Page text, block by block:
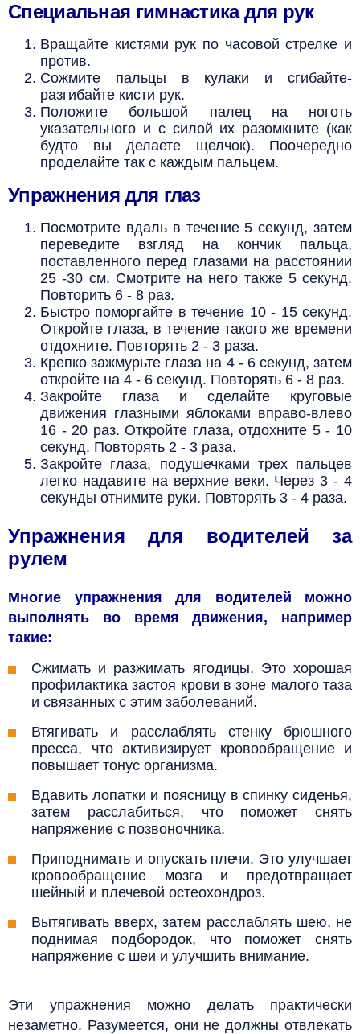
Специальная гимнастика для рук
Вращайте кистями рук по часовой стрелке и
против.
Сожмите пальцы в кулаки и сгибайте-
разгибайте кисти рук.
Положите большой палец на ноготь
указательного и с силой их разомкните (как
будто вы делаете щелчок). Поочередно
проделайте так с каждым пальцем.
Упражнения для глаз
Посмотрите вдаль в течение 5 секунд, затем
переведите взгляд на кончик пальца,
поставленного перед глазами на расстоянии
25 -30 см. Смотрите на него также 5 секунд.
Повторить 6 - 8 раз.
Быстро поморгайте в течение 10 - 15 секунд.
Откройте глаза, в течение такого же времени
отдохните. Повторять 2 - 3 раза.
Крепко зажмурьте глаза на 4 - 6 секунд, затем
откройте на 4 - 6 секунд. Повторять 6 - 8 раз.
Закройте глаза и сделайте круговые
движения глазными яблоками вправо-влево
16 - 20 раз. Откройте глаза, отдохните 5 - 10
секунд. Повторять 2 - 3 раза.
Закройте глаза, подушечками трех пальцев
легко надавите на верхние веки. Через 3 - 4
секунды отнимите руки. Повторять 3 - 4 раза.
Упражнения для водителей за
рулем
Многие упражнения для водителей можно
выполнять во время движения, например
такие:
Сжимать и разжимать ягодицы. Это хорошая
профилактика застоя крови в зоне малого таза
и связанных с этим заболеваний.
Втягивать и расслаблять стенку брюшного
пресса, что активизирует кровообращение и
повышает тонус организма.
Вдавить лопатки и поясницу в спинку сиденья,
затем расслабиться, что поможет снять
напряжение с позвоночника.
Приподнимать и опускать плечи. Это улучшает
кровообращение мозга и предотвращает
шейный и плечевой остеохондроз.
Вытягивать вверх, затем расслаблять шею, не
поднимая подбородок, что поможет снять
напряжение с шеи и улучшить внимание.
Эти упражнения можно делать практически
незаметно. Разумеется, они не должны отвлекать